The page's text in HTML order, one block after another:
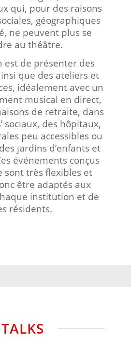
qui, pour des raisons
géographiques
ne peuvent plus se
au théâtre.
est de présenter des
que des ateliers et
idéalement avec un
musical en direct,
de retraite, dans
sociaux, des hôpitaux,
peu accessibles ou
jardins d’enfants et
événements conçus
sont très flexibles et
être adaptés aux
institution et de
résidents.
TALKS